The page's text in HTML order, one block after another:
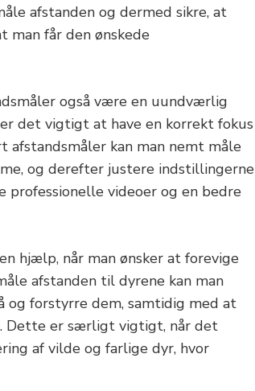
afstanden og dermed sikre, at
man får den ønskede
også være en uundværlig
det vigtigt at have en korrekt fokus
afstandsmåler kan man nemt måle
og derefter justere indstillingerne
professionelle videoer og en bedre
hjælp, når man ønsker at forevige
afstanden til dyrene kan man
og forstyrre dem, samtidig med at
Dette er særligt vigtigt, når det
af vilde og farlige dyr, hvor